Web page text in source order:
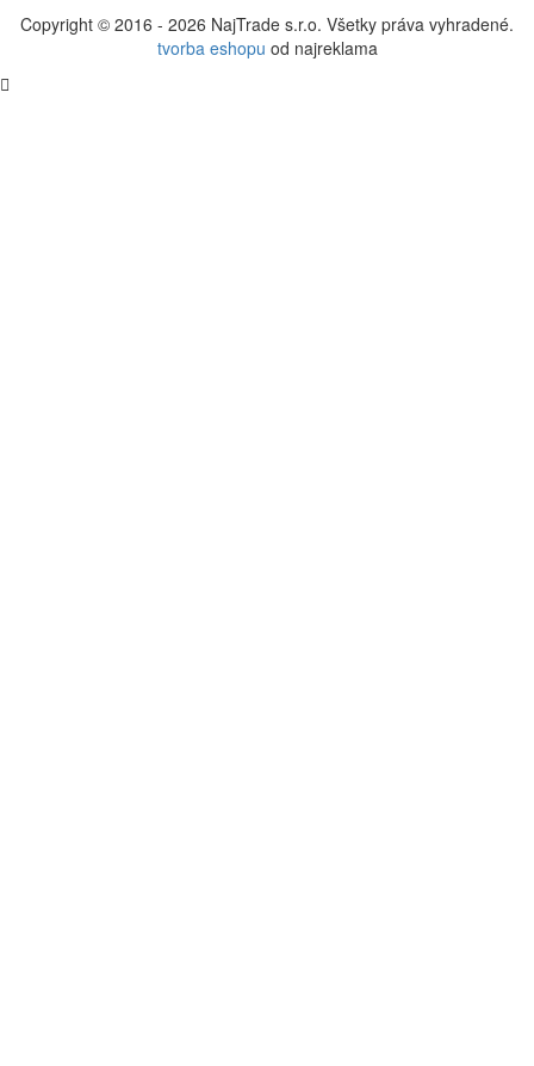
Copyright © 2016 - 2026 NajTrade s.r.o. Všetky práva vyhradené.
tvorba eshopu od najreklama